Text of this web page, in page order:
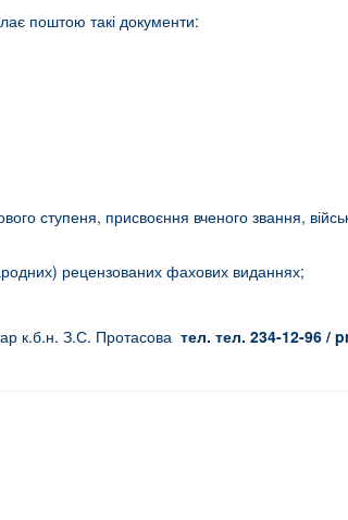
поштою такі документи:
ступеня, присвоєння вченого звання,
рецензованих фахових виданнях;
к.б.н. З.С. Протасова тел. тел. 234-12-96 /